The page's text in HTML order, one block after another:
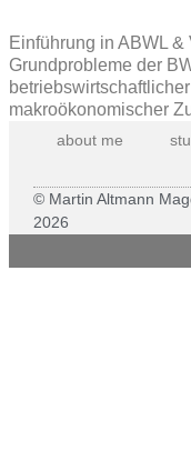
Einführung in ABWL
Grundprobleme der
makroökonomischer
about me
© Martin Altmann
2026